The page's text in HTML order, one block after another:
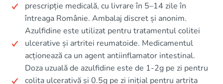
prescripție medicală, cu livrare în 5–14 zile în
întreaga Românie. Ambalaj discret și anonim.
Azulfidine este utilizat pentru tratamentul colitei
ulcerative și artritei reumatoide. Medicamentul
acționează ca un agent antiinflamator intestinal.
Doza uzuală de azulfidine este de 1-2g pe zi pentru
colita ulcerativă și 0.5g pe zi inițial pentru artrita